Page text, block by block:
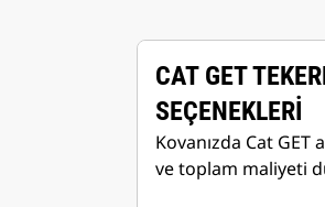
CAT GET
SEÇENEKLERİ
Kovanızda Cat
ve toplam maliyeti